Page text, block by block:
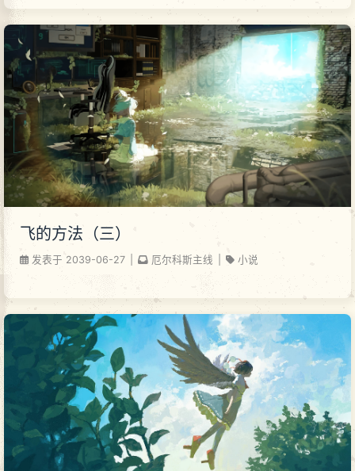
飞的方法（三）
发表于 2039-06-27 厄尔科斯主线 小说